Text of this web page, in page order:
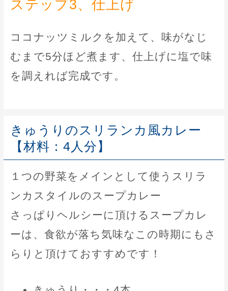
ステップ3、仕上げ
ココナッツミルクを加えて、味がなじ
むまで5分ほど煮ます、仕上げに塩で味
を調えれば完成です。
きゅうりのスリランカ風カレー
【材料：4人分】
１つの野菜をメインとして使うスリラ
ンカスタイルのスープカレー
さっぱりヘルシーに頂けるスープカレ
ーは、食欲が落ち気味なこの時期にもさ
らりと頂けておすすめです！